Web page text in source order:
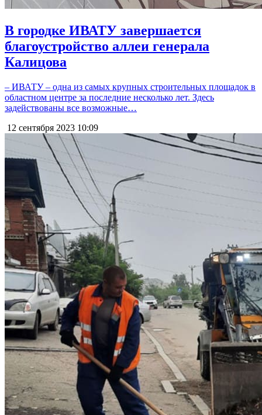
В городке ИВАТУ завершается
благоустройство аллеи генерала
Калицова
– ИВАТУ – одна из самых крупных строительных площадок в
областном центре за последние несколько лет. Здесь
задействованы все возможные…
12 сентября 2023 10:09